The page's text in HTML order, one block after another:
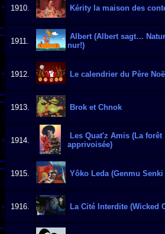
1910. Kérity la maison des
1911.
Albert (Albert sagt…
nur!)
1912. Le calendrier du Père Noël
1913. Brok et Chnok
1914.
Les Quat'z Amis (La forêt
apprivoisée)
1915. Yôko Leda (Genmu Senki
1916. La Cité Interdite (Wicked